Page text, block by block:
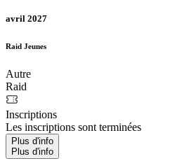
avril 2027
Raid Jeunes
Autre
Raid
Inscriptions
Les inscriptions sont terminées
Plus d'info
Plus d'info